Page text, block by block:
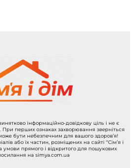
інформаційно-довідкову ціль і не є
перших ознаках захворювання зверніться
бути небезпечним для вашого здоров’я!
або їх частин, розміщених на сайті “Сім’я і
умови прямого і відкритого для пошукових
на simya.com.ua